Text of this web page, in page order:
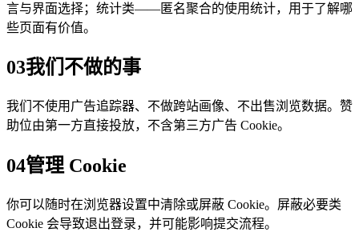
言与界面选择；统计类——匿名聚合的使用统计，用于了解哪
些页面有价值。
03我们不做的事
我们不使用广告追踪器、不做跨站画像、不出售浏览数据。赞
助位由第一方直接投放，不含第三方广告 Cookie。
04管理 Cookie
你可以随时在浏览器设置中清除或屏蔽 Cookie。屏蔽必要类
Cookie 会导致退出登录，并可能影响提交流程。